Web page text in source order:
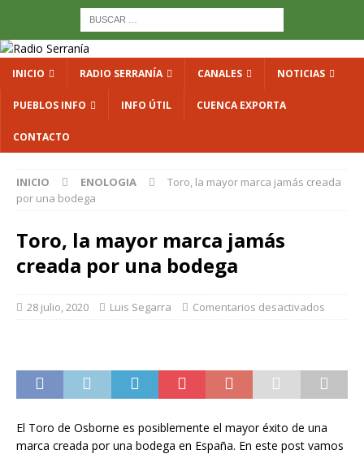
INICIO RADIO SERRANÍA CANALES NOTICIAS
PUEBLOS INFO INFO ÚTIL CUENCA EXPORTA
CONTACTO
INICIO ENOLOGIA
Toro, la mayor marca jamás creada
por una bodega
Toro, la mayor marca jamás
creada por una bodega
28 julio, 2020 Luis Segarra Comentarios desactivados
El Toro de Osborne es posiblemente el mayor éxito de una
marca creada por una bodega en España. En este post vamos